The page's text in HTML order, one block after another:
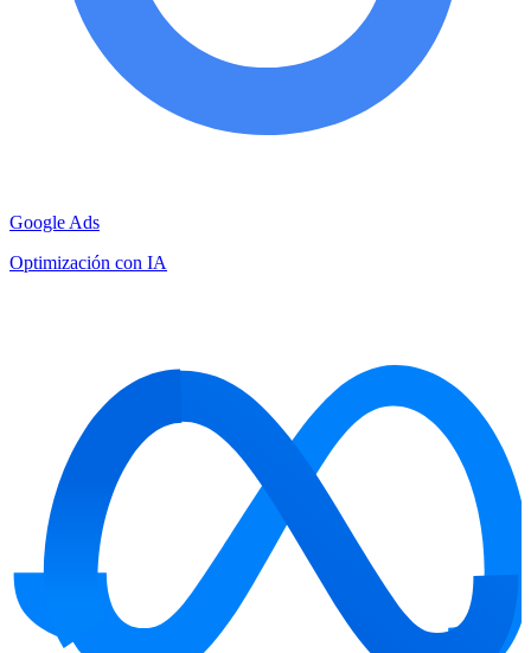
Google Ads
Optimización con IA